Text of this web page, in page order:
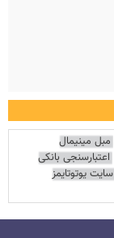
مبل مینیمال
اعتبارسنجی بانکی
سایت یوتوتایمز